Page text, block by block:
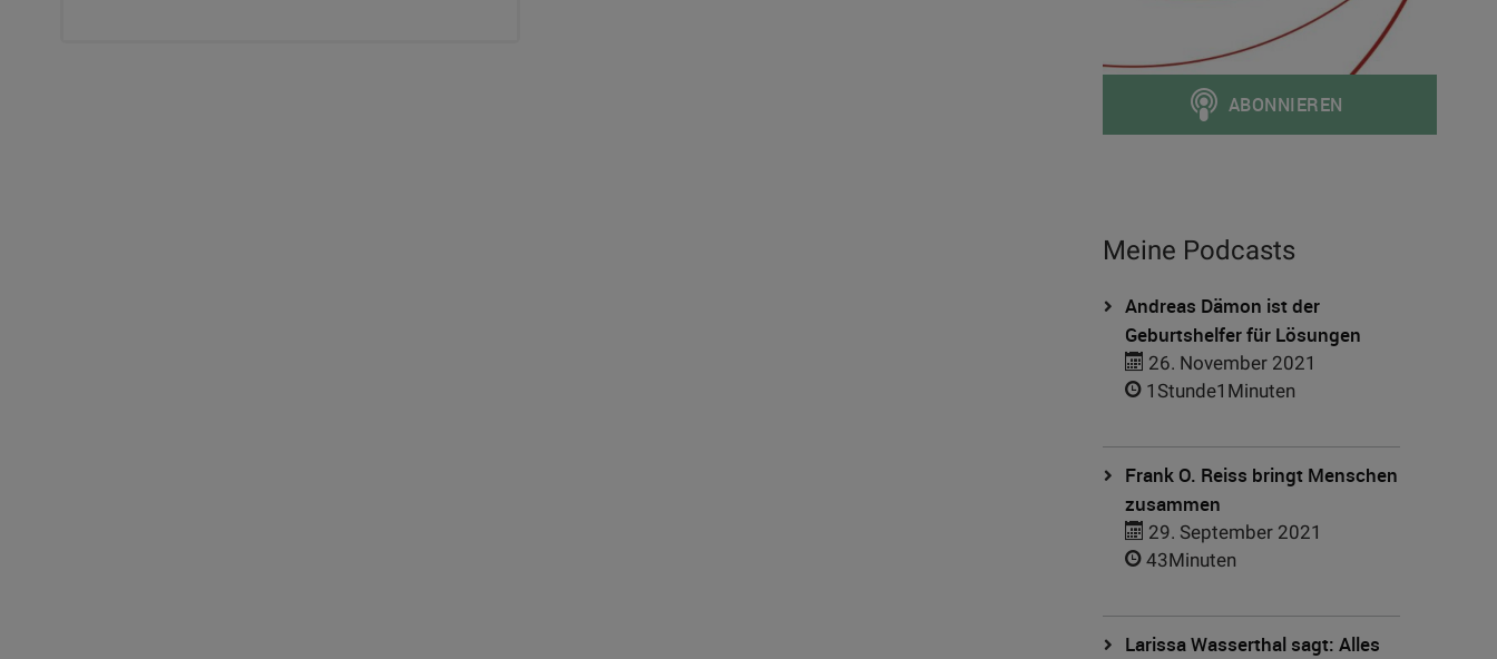
Meine Podcasts
Andreas Dämon ist der
Geburtshelfer für Lösungen
26. November 2021
1Stunde1Minuten
Frank O. Reiss bringt Menschen
zusammen
29. September 2021
43Minuten
Larissa Wasserthal sagt: Alles